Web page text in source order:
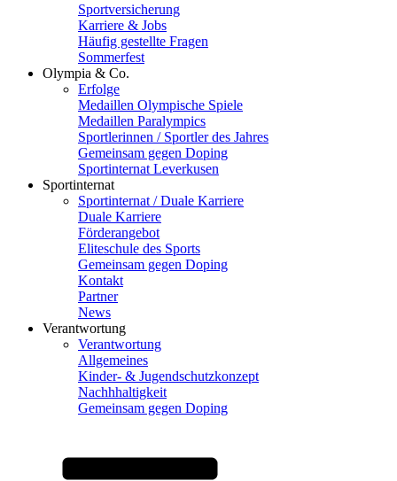
Sportversicherung
Karriere & Jobs
Häufig gestellte Fragen
Sommerfest
Olympia & Co.
Erfolge
Medaillen Olympische Spiele
Medaillen Paralympics
Sportlerinnen / Sportler des Jahres
Gemeinsam gegen Doping
Sportinternat Leverkusen
Sportinternat
Sportinternat / Duale Karriere
Duale Karriere
Förderangebot
Eliteschule des Sports
Gemeinsam gegen Doping
Kontakt
Partner
News
Verantwortung
Verantwortung
Allgemeines
Kinder- & Jugendschutzkonzept
Nachhhaltigkeit
Gemeinsam gegen Doping